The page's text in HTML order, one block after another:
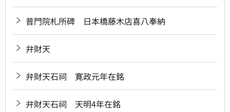
普門院札所碑 日本橋藤木店喜八奉納
弁財天
弁財天石祠 寛政元年在銘
弁財天石祠 天明4年在銘